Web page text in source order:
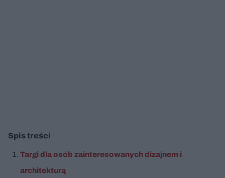
Spis treści
Targi dla osób zainteresowanych dizajnem i
architekturą